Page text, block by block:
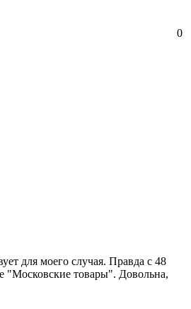
0
для моего случая. Правда с 48
"Московские товары". Довольна,